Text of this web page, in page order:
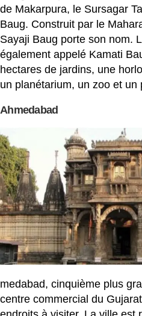
de Makarpura, le Sursagar
Baug. Construit par le
Sayaji Baug porte son nom.
également appelé Kamati
hectares de jardins, une
un planétarium, un zoo et un
Ahmedabad
medabad, cinquième plus
centre commercial du